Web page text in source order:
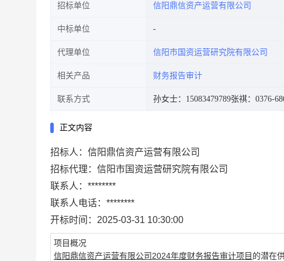
招标单位 信阳鼎信资产运营有限公司
中标单位
代理单位 信阳市国资运营研究院有限公司
相关产品 财务报告审计
联系方式 孙女士：15083479789张祺：0376-
正文内容
招标人：信阳鼎信资产运营有限公司
招标代理：信阳市国资运营研究院有限公司
联系人：********
联系人电话：********
开标时间：2025-03-31 10:30:00
项目概况
信阳鼎信资产运营有限公司2024年度财务报告审计项目 的潜在